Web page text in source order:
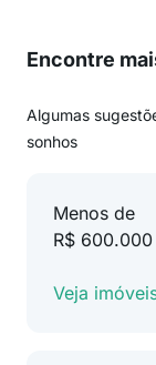
Encontre
Algumas
sonhos
Menos de
R$ 600.000
Veja